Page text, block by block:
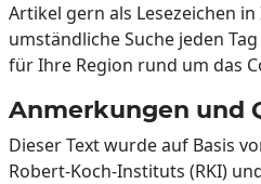
Artikel gern als Lesezeichen
umständliche Suche jeden
für Ihre Region rund um das
Anmerkungen und
Dieser Text wurde auf Basis
Robert-Koch-Instituts (RKI)